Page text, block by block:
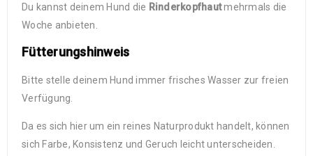
Du kannst deinem Hund die Rinderkopfhautmehrmals die
Woche anbieten.
Fütterungshinweis
Bitte stelle deinem Hund immer frisches Wasser zur freien
Verfügung.
Da es sich hier um ein reines Naturprodukt handelt, können
sich Farbe, Konsistenz und Geruch leicht unterscheiden.